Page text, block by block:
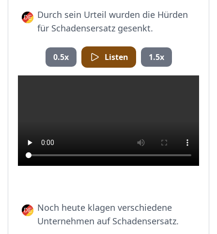
Durch sein Urteil wurden die Hürden
für Schadensersatz gesenkt.
0.5x Listen 1.5x
Noch heute klagen verschiedene
Unternehmen auf Schadensersatz.